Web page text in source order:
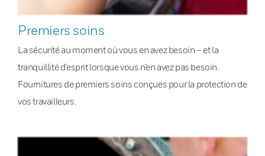
Premiers soins
La sécurité au moment où vous en avez besoin – et la
tranquillité d’esprit lorsque vous n’en avez pas besoin.
Fournitures de premiers soins conçues pour la protection de
vos travailleurs.